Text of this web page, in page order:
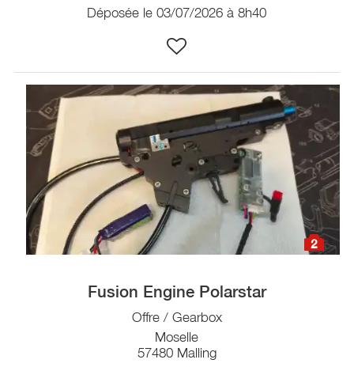
Déposée le 03/07/2026 à 8h40
2
Fusion Engine Polarstar
Offre / Gearbox
Moselle
57480 Malling